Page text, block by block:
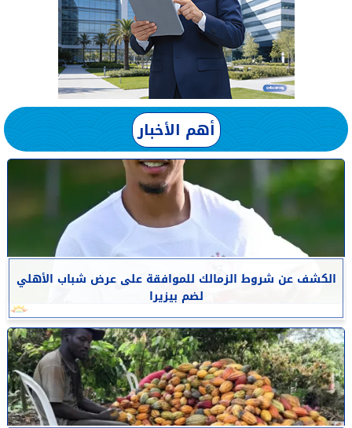
أهم الأخبار
الكشف عن شروط الزمالك للموافقة على عرض شباب الأهلي
لضم بيزيرا